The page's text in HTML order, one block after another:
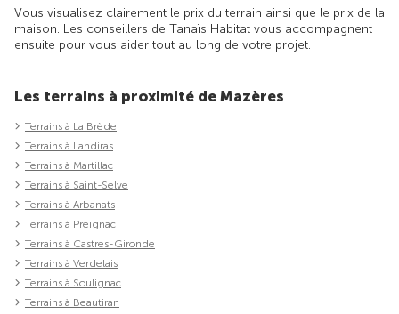
Vous visualisez clairement le prix du terrain ainsi que le prix de la
maison. Les conseillers de Tanaïs Habitat vous accompagnent
ensuite pour vous aider tout au long de votre projet.
Les terrains à proximité de Mazères
Terrains à La Brède
Terrains à Landiras
Terrains à Martillac
Terrains à Saint-Selve
Terrains à Arbanats
Terrains à Preignac
Terrains à Castres-Gironde
Terrains à Verdelais
Terrains à Soulignac
Terrains à Beautiran